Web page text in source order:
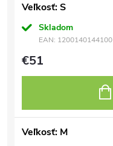
Veľkosť: S
Skladom
EAN: 1200140144100
€51
Veľkosť: M